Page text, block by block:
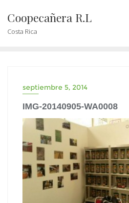
Coopecañera R.L
Costa Rica
septiembre 5, 2014
IMG-20140905-WA0008